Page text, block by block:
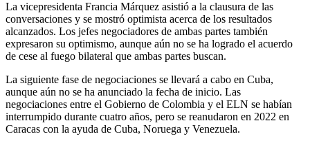
La vicepresidenta Francia Márquez asistió a la clausura de las
conversaciones y se mostró optimista acerca de los resultados
alcanzados. Los jefes negociadores de ambas partes también
expresaron su optimismo, aunque aún no se ha logrado el acuerdo
de cese al fuego bilateral que ambas partes buscan.
La siguiente fase de negociaciones se llevará a cabo en Cuba,
aunque aún no se ha anunciado la fecha de inicio. Las
negociaciones entre el Gobierno de Colombia y el ELN se habían
interrumpido durante cuatro años, pero se reanudaron en 2022 en
Caracas con la ayuda de Cuba, Noruega y Venezuela.